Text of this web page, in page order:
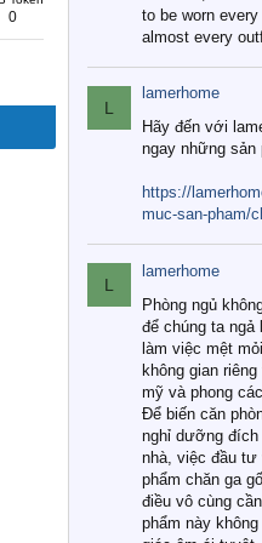
0
to be worn
almost every
L
lamerhome
Hãy đến với
ngay những sản
https://
muc-san-pham/
L
lamerhome
Phòng ngủ
để chúng ta ngả
làm việc mệt
không gian
mỹ và phong
Để biến căn
nghỉ dưỡng
nhà, việc đầu tư
phẩm chăn ga
điều vô cùng
phẩm này